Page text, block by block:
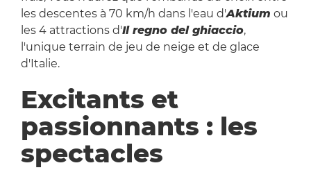
les descentes à 70 km/h dans l'eau d'Aktium ou
les 4 attractions d'Il regno del ghiaccio,
l'unique terrain de jeu de neige et de glace
d'Italie.
Excitants et
passionnants : les
spectacles